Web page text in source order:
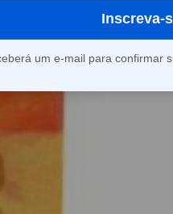
Inscreva-
um e-mail para confirmar